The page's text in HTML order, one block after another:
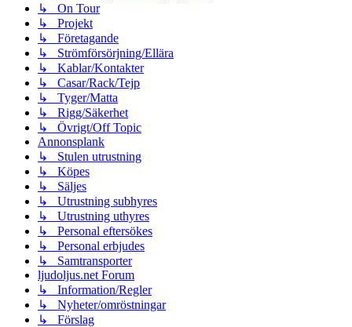
↳ On Tour
↳ Projekt
↳ Företagande
↳ Strömförsörjning/Ellära
↳ Kablar/Kontakter
↳ Casar/Rack/Tejp
↳ Tyger/Matta
↳ Rigg/Säkerhet
↳ Övrigt/Off Topic
Annonsplank
↳ Stulen utrustning
↳ Köpes
↳ Säljes
↳ Utrustning subhyres
↳ Utrustning uthyres
↳ Personal eftersökes
↳ Personal erbjudes
↳ Samtransporter
ljudoljus.net Forum
↳ Information/Regler
↳ Nyheter/omröstningar
↳ Förslag